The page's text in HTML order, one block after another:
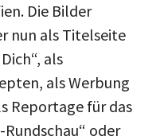
Die Bilder
nun als Titelseite
als
als Werbung
Reportage für das
Rundschau“ oder